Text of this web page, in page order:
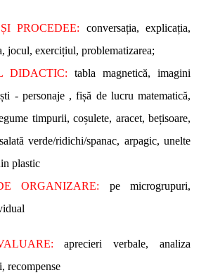
PROCEDEE: conversația, explicația,
jocul, exercițiul, problematizarea;
DIDACTIC: tabla magnetică, imagini
- personaje , fișă de lucru matematică,
timpurii, coșulete, aracet, bețisoare,
verde/ridichi/spanac, arpagic, unelte
plastic
ORGANIZARE: pe microgrupuri,
aprecieri verbale, analiza
recompense